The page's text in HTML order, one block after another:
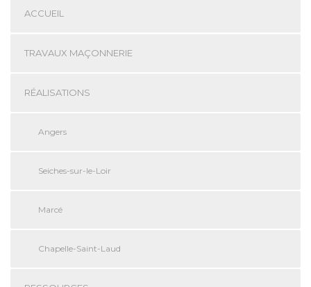
ACCUEIL
TRAVAUX MAÇONNERIE
RÉALISATIONS
Angers
Seiches-sur-le-Loir
Marcé
Chapelle-Saint-Laud